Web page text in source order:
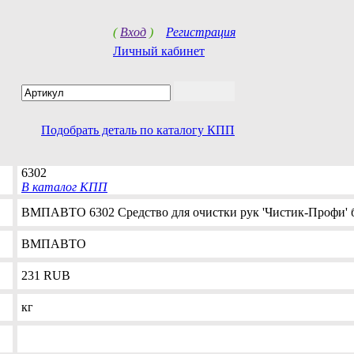
( Вход ) Регистрация
Личный кабинет
Подобрать деталь по каталогу КПП
6302
В каталог КПП
ВМПАВТО 6302 Средство для очистки рук 'Чистик-Профи'
ВМПАВТО
231 RUB
кг